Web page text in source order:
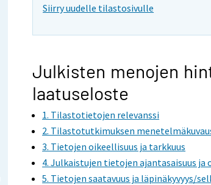
Siirry uudelle tilastosivulle
Julkisten menojen
laatuseloste
1. Tilastotietojen relevanssi
2. Tilastotutkimuksen
3. Tietojen oikeellisuus ja tarkkuus
4. Julkaistujen tietojen ajantasaisuus ja
5. Tietojen saatavuus ja läpinäkyvyys/